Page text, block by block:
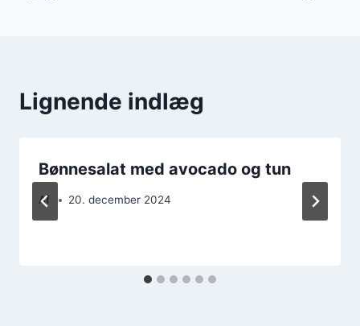
Lignende indlæg
Bønnesalat med avocado og tun
Af 20. december 2024